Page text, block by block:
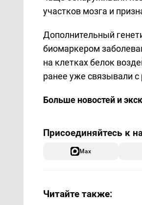
участков мозга и
Дополнительный
биомаркером
на клетках белок
ранее уже связывали
Больше новостей и
Max
Читайте также: